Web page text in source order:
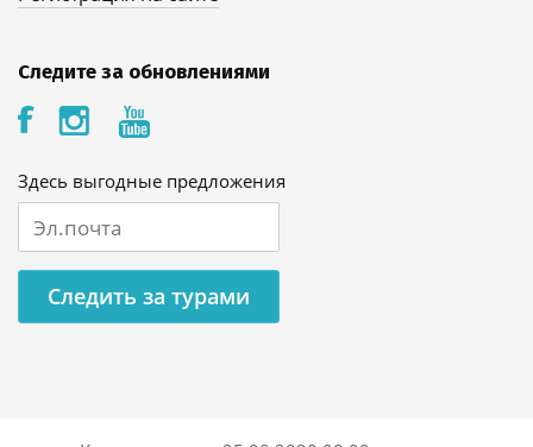
Следите за обновлениями
Здесь выгодные предложения
Следить за турами